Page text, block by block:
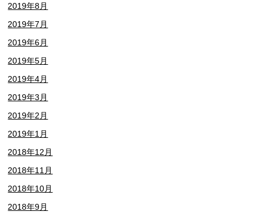
2019年8月
2019年7月
2019年6月
2019年5月
2019年4月
2019年3月
2019年2月
2019年1月
2018年12月
2018年11月
2018年10月
2018年9月